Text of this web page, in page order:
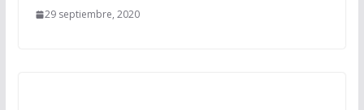
29 septiembre, 2020